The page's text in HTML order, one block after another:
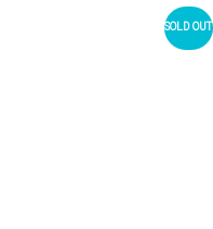
SOLD OUT